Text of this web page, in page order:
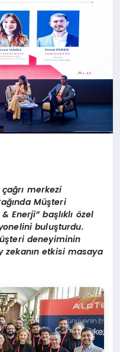
merkezi
Müşteri
Enerji” başlıklı özel
buluşturdu.
deneyiminin
etkisi masaya